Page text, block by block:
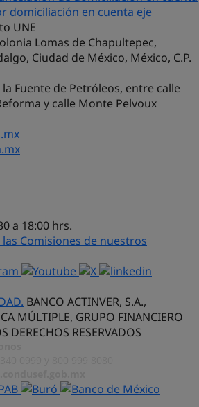
domiciliación en cuenta eje
UNE
Lomas de Chapultepec,
Ciudad de México, México, C.P.
la Fuente de Petróleos, entre calle
y calle Monte Pelvoux
a 18:00 hrs.
Comisiones de nuestros
BANCO ACTINVER, S.A.,
MÚLTIPLE, GRUPO FINANCIERO
DERECHOS RESERVADOS
virtual.